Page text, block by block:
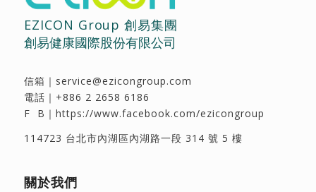
EZICON Group 創易集團
創易健康國際股份有限公司
信箱｜ service@ezicongroup.com
電話｜ +886 2 2658 6186
F B｜ https://www.facebook.com/ezicongroup
114723 台北市內湖區內湖路一段 314 號 5 樓
關於我們